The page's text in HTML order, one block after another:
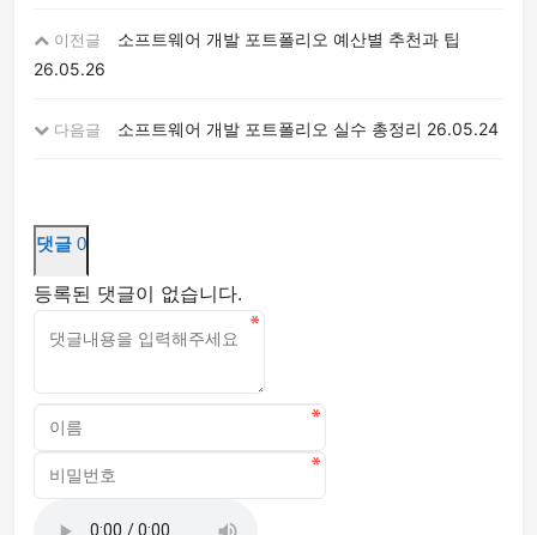
이전글
소프트웨어 개발 포트폴리오 예산별 추천과 팁
26.05.26
다음글 소프트웨어 개발 포트폴리오 실수 총정리 26.05.24
댓글 0
등록된 댓글이 없습니다.